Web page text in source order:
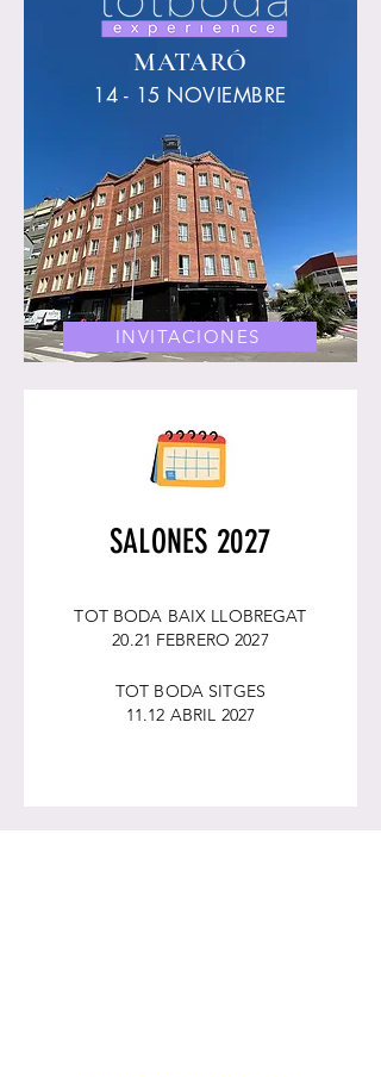
INVITACIONES
14 - 15 NOVIEMBRE
MATARÓ
TOT BODA BAIX LLOBREGAT
20.21 FEBRERO 2027
TOT BODA SITGES
11.12 ABRIL 2027
SALONES 2027